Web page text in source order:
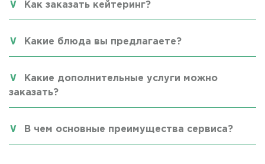
Как заказать кейтеринг?
Какие блюда вы предлагаете?
Какие дополнительные услуги можно
заказать?
В чем основные преимущества сервиса?